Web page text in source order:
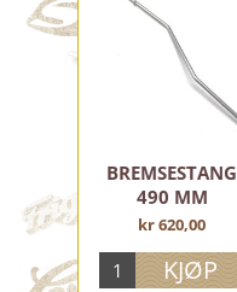
BREMSESTANG
490 MM
kr 620,00